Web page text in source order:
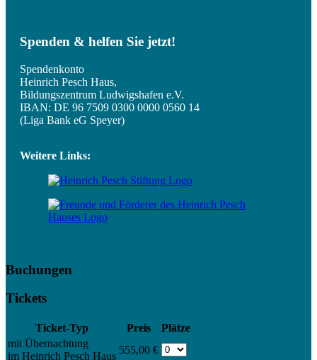
Spenden & helfen Sie jetzt!
Spendenkonto
Heinrich Pesch Haus,
Bildungszentrum Ludwigshafen e.V.
IBAN: DE 96 7509 0300 0000 0560 14
(Liga Bank eG Speyer)
Weitere Links:
Buchungen
Tickets
Ticket-Typ Preis
Plätze
mit Übernachtung
im Heinrich Pesch Haus
555,00 €